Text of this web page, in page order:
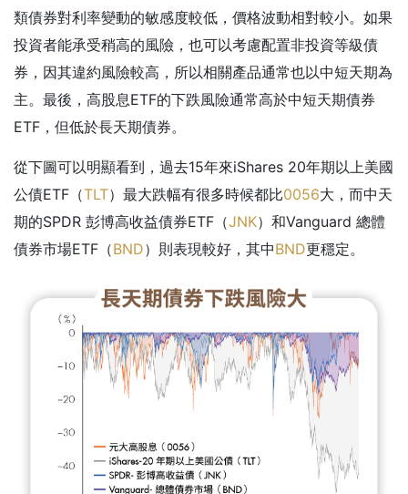
類債券對利率變動的敏感度較低，價格波動相對較小。如果
投資者能承受稍高的風險，也可以考慮配置非投資等級債
券，因其違約風險較高，所以相關產品通常也以中短天期為
主。最後，高股息ETF的下跌風險通常高於中短天期債券
ETF，但低於長天期債券。
從下圖可以明顯看到，過去15年來iShares 20年期以上美國
公債ETF（TLT）最大跌幅有很多時候都比0056大，而中天
期的SPDR 彭博高收益債券ETF（JNK）和Vanguard 總體
債券市場ETF（BND）則表現較好，其中BND更穩定。